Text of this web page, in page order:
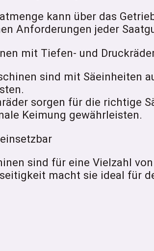
kann über das
Anforderungen jeder
mit Tiefen- und
sind mit Säeinheiten
sorgen für die richtige
Keimung gewährleisten.
sind für eine Vielzahl
macht sie ideal für